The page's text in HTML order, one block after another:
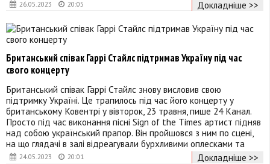
26.05.2023 20:05
Докладніше >>
24.05.2023 20:01
Британський співак Гаррі Стайлс підтримав Україну під час
свого концерту
Британський співак Гаррі Стайлс знову висловив свою
підтримку Україні. Це трапилось під час його концерту у
британському Ковентрі у вівторок, 23 травня, пише 24 Канал.
Просто під час виконання пісні Sign of the Times артист підняв
над собою український прапор. Він пройшовся з ним по сцені,
на що глядачі в залі відреагували бурхливими оплесками та
Докладніше >>